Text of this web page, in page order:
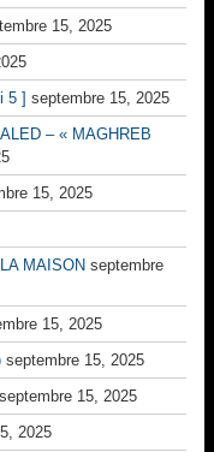
15, 2025
5 ] septembre 15, 2025
– « MAGHREB
15, 2025
MAISON septembre
15, 2025
septembre 15, 2025
septembre 15, 2025
2025